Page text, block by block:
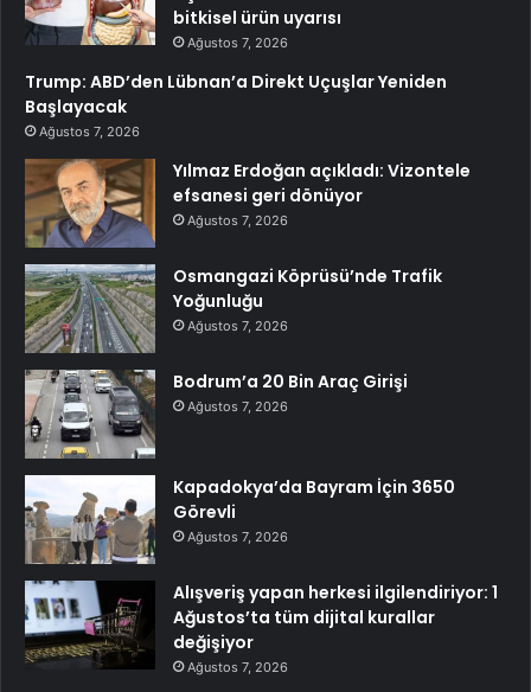
bitkisel ürün uyarısı
Ağustos 7, 2026
Trump: ABD’den Lübnan’a Direkt Uçuşlar Yeniden
Başlayacak
Ağustos 7, 2026
Yılmaz Erdoğan açıkladı: Vizontele
efsanesi geri dönüyor
Ağustos 7, 2026
Osmangazi Köprüsü’nde Trafik
Yoğunluğu
Ağustos 7, 2026
Bodrum’a 20 Bin Araç Girişi
Ağustos 7, 2026
Kapadokya’da Bayram İçin 3650
Görevli
Ağustos 7, 2026
Alışveriş yapan herkesi ilgilendiriyor: 1
Ağustos’ta tüm dijital kurallar
değişiyor
Ağustos 7, 2026